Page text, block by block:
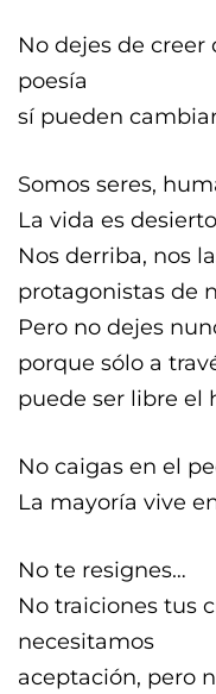
No dejes de creer
poesía
sí pueden
Somos seres,
La vida es
Nos derriba, nos
protagonistas de
Pero no dejes
porque sólo a
puede ser libre el
No caigas en el
La mayoría vive
No te resignes…
No traiciones tus
necesitamos
aceptación, pero